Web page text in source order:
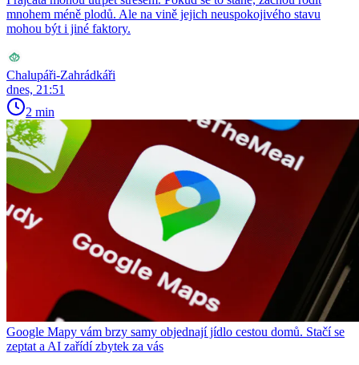
mnohem méně plodů. Ale na vině jejich neuspokojivého stavu
mohou být i jiné faktory.
Chalupáři-Zahrádkáři
dnes, 21:51
2 min
Google Mapy vám brzy samy objednají jídlo cestou domů. Stačí se
zeptat a AI zařídí zbytek za vás